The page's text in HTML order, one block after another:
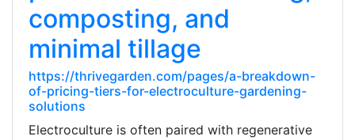
composting, and
minimal tillage
https://thrivegarden.com/pages/a-breakdown-
of-pricing-tiers-for-electroculture-gardening-
solutions
Electroculture is often paired with regenerative